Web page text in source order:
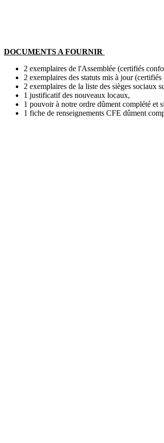
DOCUMENTS A FOURNIR
2 exemplaires de l'Assemblée (certifiés
2 exemplaires des statuts mis à jour (certifiés
2 exemplaires de la liste des sièges sociaux
1 justificatif des nouveaux locaux,
1 pouvoir à notre ordre dûment complété et
1 fiche de renseignements CFE dûment